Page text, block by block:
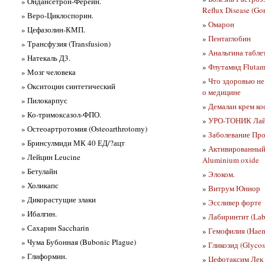
» Веро-Циклоспорин.
» Цефазолин-КМП.
» Трансфузия (Transfusion)
» Натекаль Д3.
» Мозг человека
» Окситоцин синтетический
» Пилокарпус
» Ко-тримоксазол-ФПО.
» Остеоартротомия (Osteoarthrotomy)
» Бринсулмиди МК 40 ЕД/?ацт
» Лейцин Leucine
» Бетулайн
» Холикапс
» Дикорастущие злаки
» Ибалгин.
» Сахарин Saccharin
» Чума Бубонная (Bubonic Plague)
» Глиформин.
Reflux Disease
» Омарон
» Пентаглобин
» Анальгина
» Флутамид
» Что здоровью
о медицине
» Демалан крем
» УРО-ТОНИК
» Заболевание
»
Aluminium oxide
» Элоком.
» Витрум Юниор
» Эссливер форте
» Лабиринтит
» Гемофилия
» Гликозид
» Цефотаксим Лек